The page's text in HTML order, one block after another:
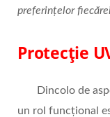
preferințelor
Protecție
Dincolo de
un rol funcțional